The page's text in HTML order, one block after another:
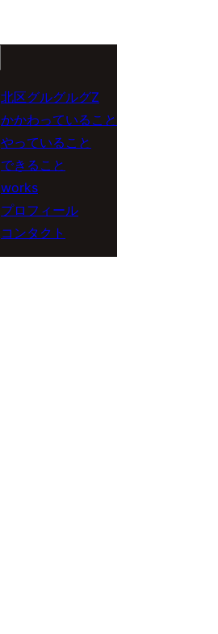
北区グルグルグZ
かかわっていること
やっていること
できること
works
プロフィール
コンタクト